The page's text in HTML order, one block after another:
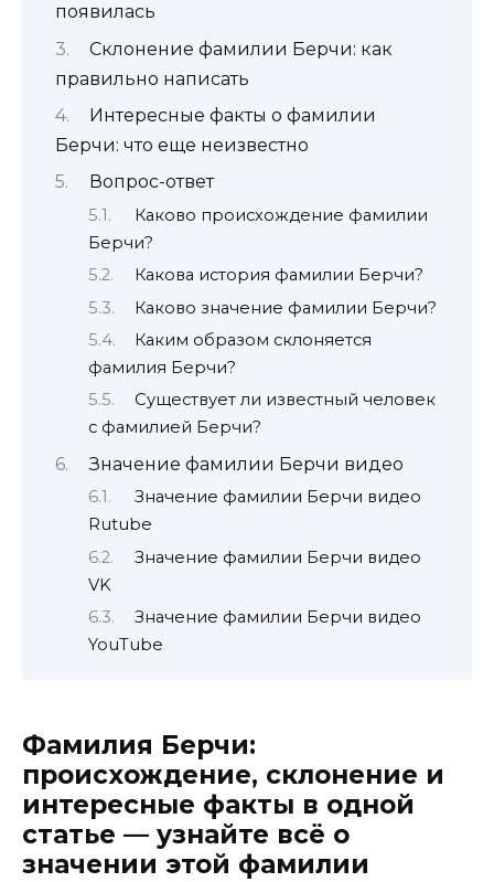
появилась
Склонение фамилии Берчи: как
правильно написать
Интересные факты о фамилии
Берчи: что еще неизвестно
Вопрос-ответ
Каково происхождение фамилии
Берчи?
Какова история фамилии Берчи?
Каково значение фамилии Берчи?
Каким образом склоняется
фамилия Берчи?
Существует ли известный человек
с фамилией Берчи?
Значение фамилии Берчи видео
Значение фамилии Берчи видео
Rutube
Значение фамилии Берчи видео
VK
Значение фамилии Берчи видео
YouTube
Фамилия Берчи:
происхождение, склонение и
интересные факты в одной
статье — узнайте всё о
значении этой фамилии